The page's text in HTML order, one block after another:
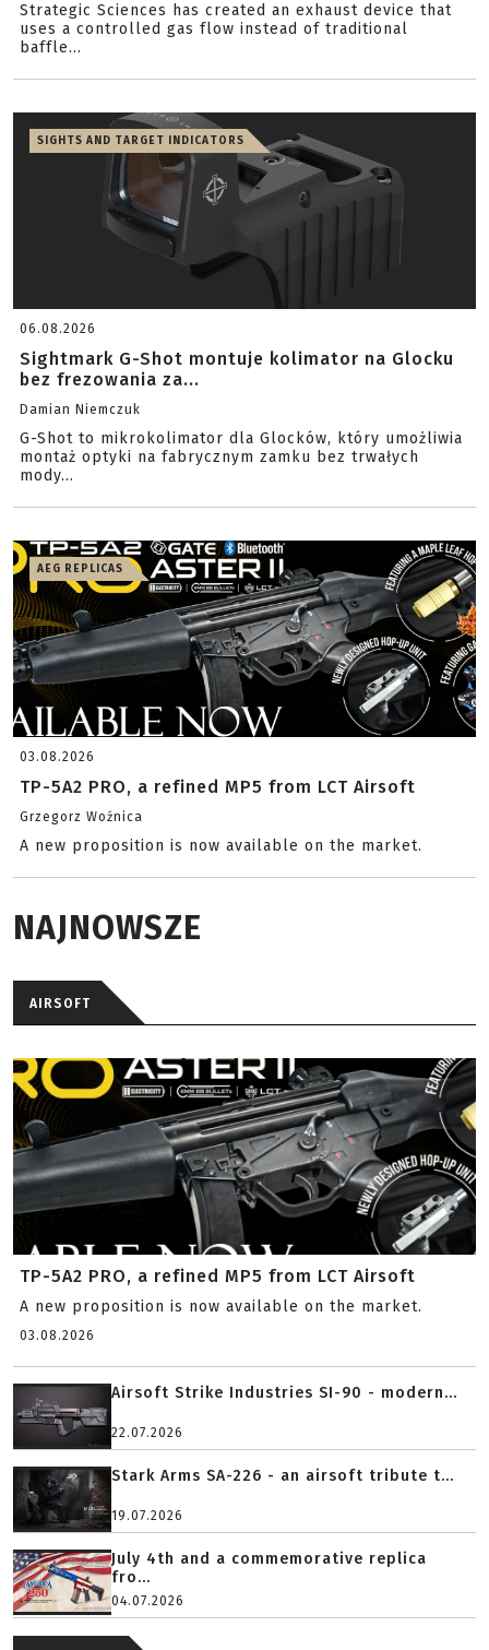
Strategic Sciences has created an exhaust device that
uses a controlled gas flow instead of traditional
baffle...
SIGHTS AND TARGET INDICATORS
06.08.2026
Sightmark G-Shot montuje kolimator na Glocku
bez frezowania za...
Damian Niemczuk
G-Shot to mikrokolimator dla Glocków, który umożliwia
montaż optyki na fabrycznym zamku bez trwałych
mody...
AEG REPLICAS
03.08.2026
TP-5A2 PRO, a refined MP5 from LCT Airsoft
Grzegorz Woźnica
A new proposition is now available on the market.
NAJNOWSZE
AIRSOFT
TP-5A2 PRO, a refined MP5 from LCT Airsoft
A new proposition is now available on the market.
03.08.2026
Airsoft Strike Industries SI-90 - modern...
22.07.2026
Stark Arms SA-226 - an airsoft tribute t...
19.07.2026
July 4th and a commemorative replica
fro...
04.07.2026